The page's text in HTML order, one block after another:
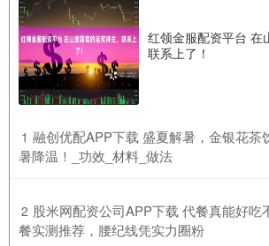
红领金服配资平台 在
联系上了！
1 融创优配APP下载 盛夏解暑，金银花茶
暑降温！_功效_材料_做法
2 股米网配资公司APP下载 代餐真能好吃
餐实测推荐，腰纪线凭实力圈粉